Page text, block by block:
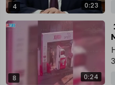
4 0:23
8 0:24